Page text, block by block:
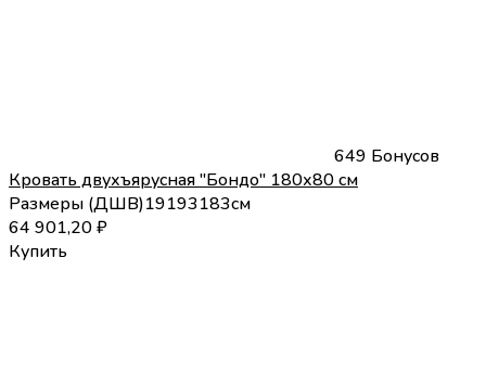
649 Бонусов
Кровать двухъярусная "Бондо" 180х80 см
Размеры (ДШВ)19193183см
64 901,20₽
Купить